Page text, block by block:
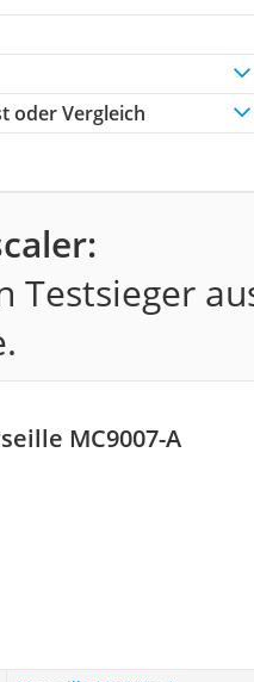
oder Vergleich
Testsieger
MC9007-A